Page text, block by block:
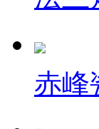
赤峰